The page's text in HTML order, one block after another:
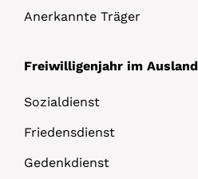
Anerkannte Träger
Freiwilligenjahr im Ausland
Sozialdienst
Friedensdienst
Gedenkdienst